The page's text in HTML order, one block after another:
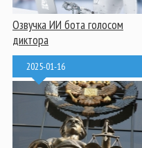
Озвучка ИИ бота голосом
диктора
2025-01-16